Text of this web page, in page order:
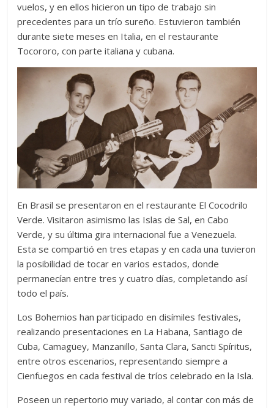
vuelos, y en ellos hicieron un tipo de trabajo sin
precedentes para un trío sureño. Estuvieron también
durante siete meses en Italia, en el restaurante
Tocororo, con parte italiana y cubana.
En Brasil se presentaron en el restaurante El Cocodrilo
Verde. Visitaron asimismo las Islas de Sal, en Cabo
Verde, y su última gira internacional fue a Venezuela.
Esta se compartió en tres etapas y en cada una tuvieron
la posibilidad de tocar en varios estados, donde
permanecían entre tres y cuatro días, completando así
todo el país.
Los Bohemios han participado en disímiles festivales,
realizando presentaciones en La Habana, Santiago de
Cuba, Camagüey, Manzanillo, Santa Clara, Sancti Spíritus,
entre otros escenarios, representando siempre a
Cienfuegos en cada festival de tríos celebrado en la Isla.
Poseen un repertorio muy variado, al contar con más de